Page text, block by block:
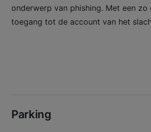
onderwerp van phishing. Met een
toegang tot de account van het
Parking